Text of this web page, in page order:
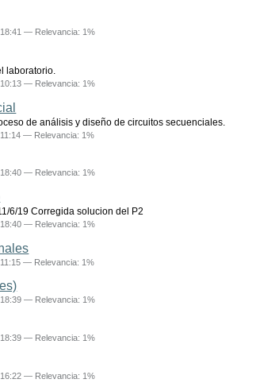
18:41— Relevancia: 1%
laboratorio.
10:13— Relevancia: 1%
de análisis y diseño de circuitos secuenciales.
— Relevancia: 1%
18:40— Relevancia: 1%
6/19 Corregida solucion del P2
18:40— Relevancia: 1%
— Relevancia: 1%
18:39— Relevancia: 1%
18:39— Relevancia: 1%
16:22— Relevancia: 1%